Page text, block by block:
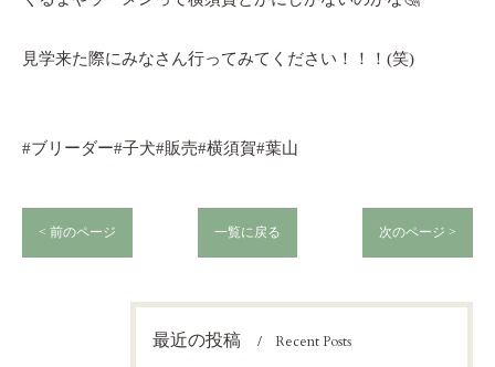
見学来た際にみなさん行ってみてください！！！(笑)
#ブリーダー#子犬#販売#横須賀#葉山
< 前のページ 一覧に戻る 次のページ >
最近の投稿 Recent Posts